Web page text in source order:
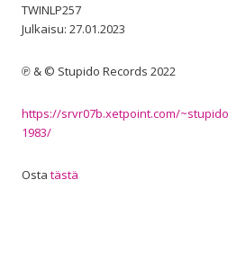
TWINLP257
Julkaisu: 27.01.2023
℗ & © Stupido Records 2022
https://srvr07b.xetpoint.com/
1983/
Osta tästä